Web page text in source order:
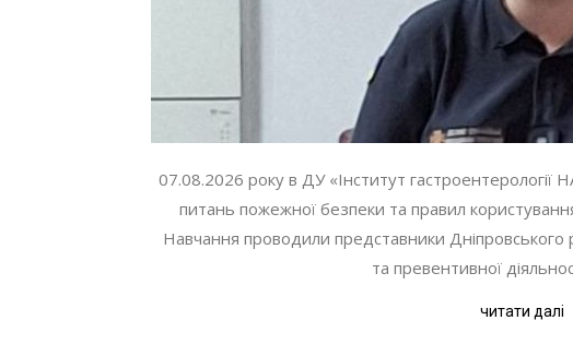
07.08.2026 року в ДУ «Інститут
питань пожежної безпеки та правил
Навчання проводили представники Дніпровського
та превентивної
читати далі